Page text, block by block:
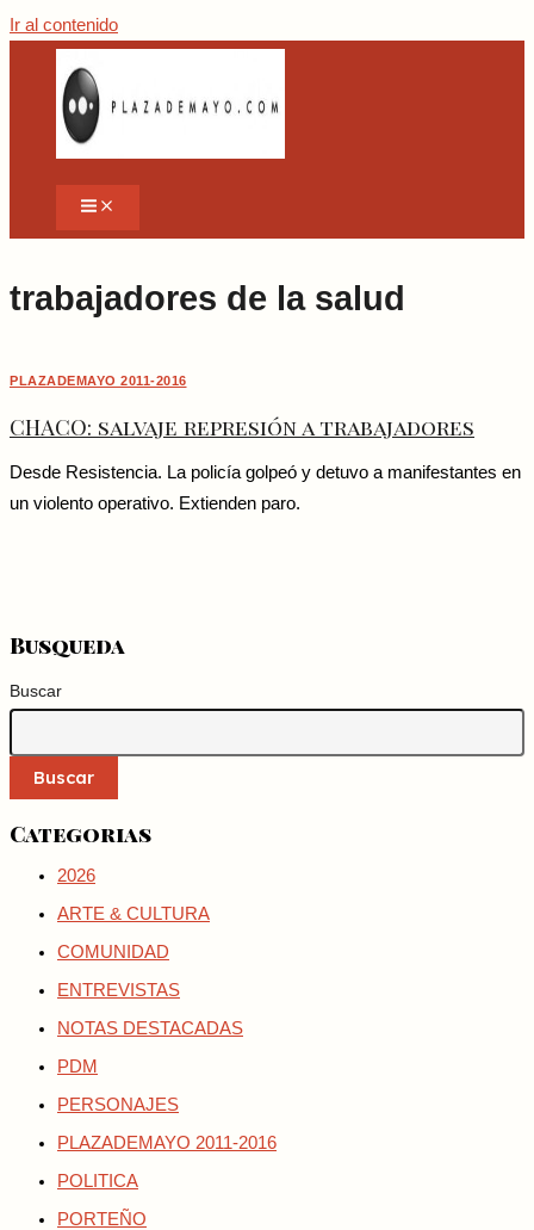
Ir al contenido
trabajadores de la salud
PLAZADEMAYO 2011-2016
CHACO: salvaje represión a trabajadores
Desde Resistencia. La policía golpeó y detuvo a manifestantes en
un violento operativo. Extienden paro.
Busqueda
Buscar
Buscar
Categorias
2026
ARTE & CULTURA
COMUNIDAD
ENTREVISTAS
NOTAS DESTACADAS
PDM
PERSONAJES
PLAZADEMAYO 2011-2016
POLITICA
PORTEÑO